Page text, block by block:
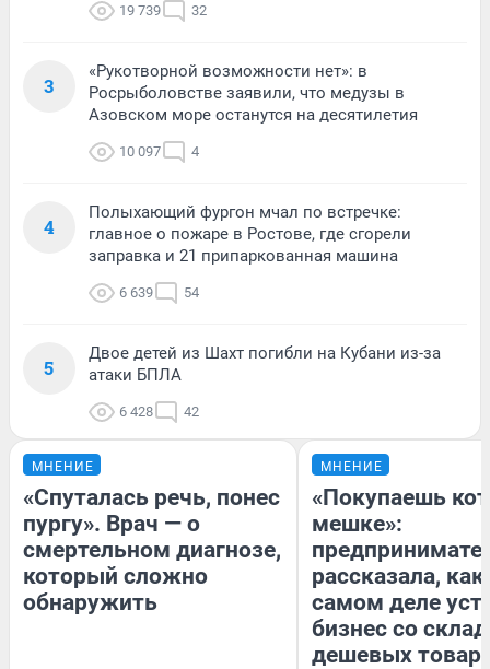
19 739 32
3
«Рукотворной возможности нет»: в
Росрыболовстве заявили, что медузы в
Азовском море останутся на десятилетия
10 097 4
4
Полыхающий фургон мчал по встречке:
главное о пожаре в Ростове, где сгорели
заправка и 21 припаркованная машина
6 639 54
5
Двое детей из Шахт погибли на Кубани из-за
атаки БПЛА
6 428 42
МНЕНИЕ
«Спуталась речь, понес
пургу». Врач — о
смертельном диагнозе,
который сложно
обнаружить
МНЕНИЕ
«Покупаешь
мешке»:
рассказала, как
самом деле
бизнес со
дешевых